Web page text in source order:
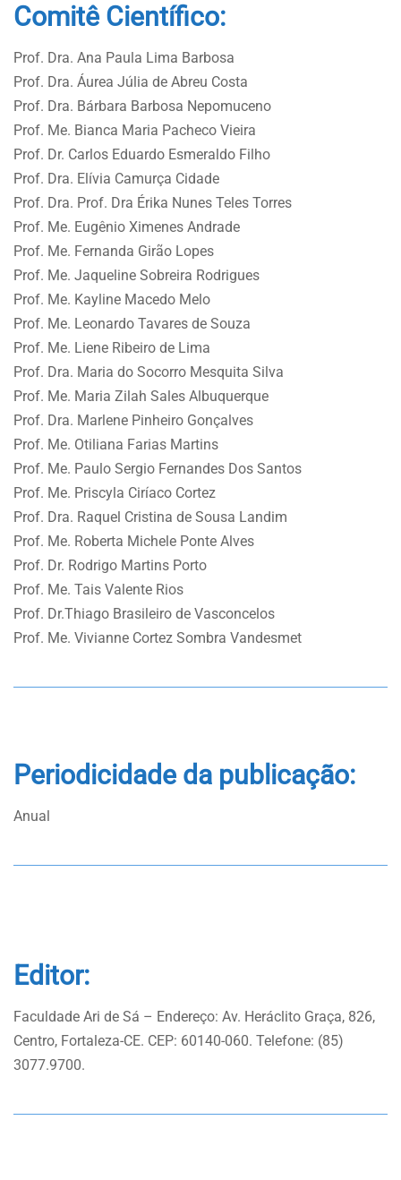
Comitê Científico:
Prof. Dra. Ana Paula Lima Barbosa
Prof. Dra. Áurea Júlia de Abreu Costa
Prof. Dra. Bárbara Barbosa Nepomuceno
Prof. Me. Bianca Maria Pacheco Vieira
Prof. Dr. Carlos Eduardo Esmeraldo Filho
Prof. Dra. Elívia Camurça Cidade
Prof. Dra. Prof. Dra Érika Nunes Teles Torres
Prof. Me. Eugênio Ximenes Andrade
Prof. Me. Fernanda Girão Lopes
Prof. Me. Jaqueline Sobreira Rodrigues
Prof. Me. Kayline Macedo Melo
Prof. Me. Leonardo Tavares de Souza
Prof. Me. Liene Ribeiro de Lima
Prof. Dra. Maria do Socorro Mesquita Silva
Prof. Me. Maria Zilah Sales Albuquerque
Prof. Dra. Marlene Pinheiro Gonçalves
Prof. Me. Otiliana Farias Martins
Prof. Me. Paulo Sergio Fernandes Dos Santos
Prof. Me. Priscyla Ciríaco Cortez
Prof. Dra. Raquel Cristina de Sousa Landim
Prof. Me. Roberta Michele Ponte Alves
Prof. Dr. Rodrigo Martins Porto
Prof. Me. Tais Valente Rios
Prof. Dr.Thiago Brasileiro de Vasconcelos
Prof. Me. Vivianne Cortez Sombra Vandesmet
Periodicidade da publicação:
Anual
Editor:
Faculdade Ari de Sá – Endereço: Av. Heráclito Graça, 826,
Centro, Fortaleza-CE. CEP: 60140-060. Telefone: (85)
3077.9700.